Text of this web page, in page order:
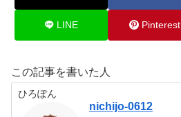
LINE Pinterest
この記事を書いた人
ひろぽん
nichijo-0612